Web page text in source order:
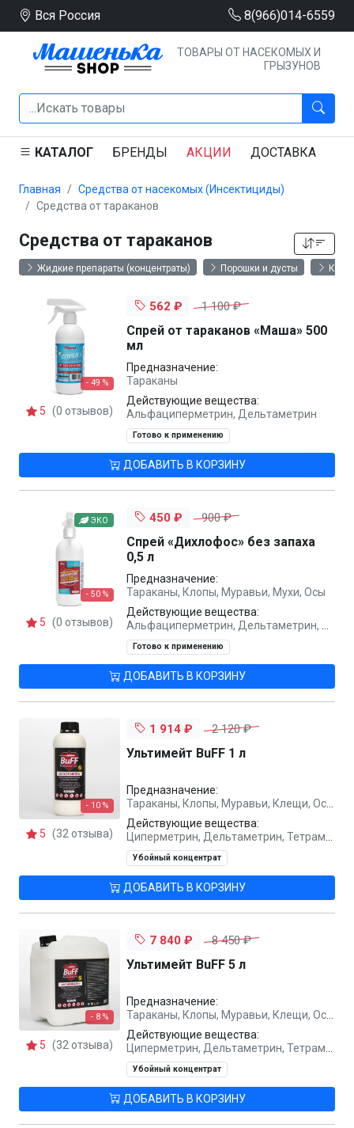
Вся Россия 8(966)014-6559
ТОВАРЫ ОТ НАСЕКОМЫХ И
ГРЫЗУНОВ
КАТАЛОГ БРЕНДЫ АКЦИИ ДОСТАВКА
Главная
Средства от насекомых (Инсектициды)
Средства от тараканов
Средства от тараканов
Жидкие препараты (концентраты) Порошки и дусты
- 49 %
5 (0 отзывов)
562 ₽ 1 100 ₽
Спрей от тараканов «Маша» 500
мл
Предназначение:
Тараканы
Действующие вещества:
Альфациперметрин, Дельтаметрин
Готово к применению
ДОБАВИТЬ В КОРЗИНУ
- 50 %
ЭКО
5 (0 отзывов)
450 ₽ 900 ₽
Спрей «Дихлофос» без запаха
0,5 л
Предназначение:
Тараканы, Клопы, Муравьи, Мухи, Осы
Действующие вещества:
Альфациперметрин, Дельтаметрин, Тетраметрин
Готово к применению
ДОБАВИТЬ В КОРЗИНУ
- 10 %
5 (32 отзыва)
1 914 ₽ 2 120 ₽
Ультимейт BuFF 1 л
Предназначение:
Тараканы, Клопы, Муравьи, Клещи, Осы, Комары, Блохи, Мухи
Действующие вещества:
Циперметрин, Дельтаметрин, Тетраметрин, Метаборная кислота
Убойный концентрат
ДОБАВИТЬ В КОРЗИНУ
- 8 %
5 (32 отзыва)
7 840 ₽ 8 450 ₽
Ультимейт BuFF 5 л
Предназначение:
Тараканы, Клопы, Муравьи, Клещи, Осы, Комары, Блохи, Мухи
Действующие вещества:
Циперметрин, Дельтаметрин, Тетраметрин, Метаборная кислота
Убойный концентрат
ДОБАВИТЬ В КОРЗИНУ